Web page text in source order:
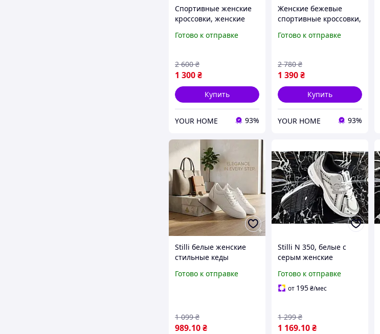
Спортивные женские
кроссовки, женские
женские кроссовки для
Готово к отправке
1 300₴
2 600 ₴
Купить
YOUR HOME 93%
Женские бежевые
спортивные кроссовки,
активного отдыха,
Готово к отправке
1 390₴
2 780 ₴
Купить
YOUR HOME 93%
Stilli белые женские
стильные кеды
Готово к отправке
989.10₴
1 099 ₴
Stilli N 350, белые с
серым женские
Готово к отправке
от 195₴/мес
1 169.10₴
1 299 ₴